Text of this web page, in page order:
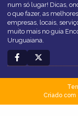
num só lugar! Dicas,
o que fazer, as melhores
empresas, locais,
muito mais no guia
Uruguaiana.
Criado com